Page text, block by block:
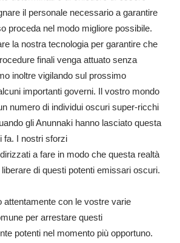
il personale necessario a garantire
proceda nel modo migliore possibile.
la nostra tecnologia per garantire che
finali venga attuato senza
inoltre vigilando sul prossimo
importanti governi. Il vostro mondo
numero di individui oscuri super-ricchi
gli Anunnaki hanno lasciato questa
fa. I nostri sforzi
a fare in modo che questa realtà
di questi potenti emissari oscuri.
con le vostre varie
per arrestare questi
potenti nel momento più opportuno.